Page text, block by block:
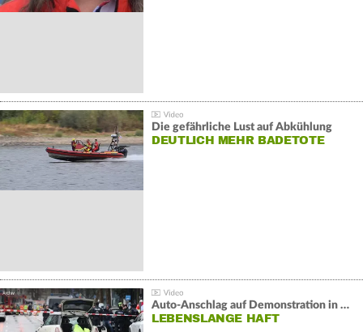
Die gefährliche Lust auf Abkühlung
DEUTLICH MEHR BADETOTE
Auto-Anschlag auf Demonstration in München:
LEBENSLANGE HAFT